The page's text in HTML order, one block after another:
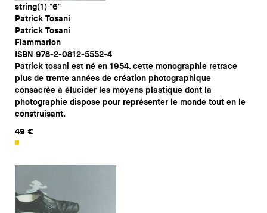
string(1) "6"
Patrick Tosani
Patrick Tosani
Flammarion
ISBN 978-2-0812-5552-4
Patrick tosani est né en 1954. cette monographie retrace
plus de trente années de création photographique
consacrée à élucider les moyens plastique dont la
photographie dispose pour représenter le monde tout en le
construisant.
49 €